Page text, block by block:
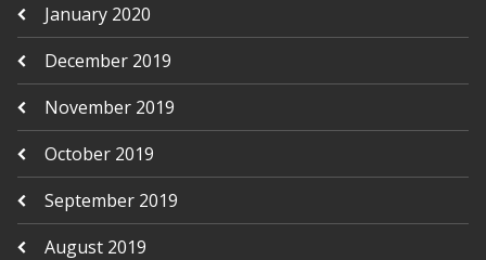
January 2020
December 2019
November 2019
October 2019
September 2019
August 2019